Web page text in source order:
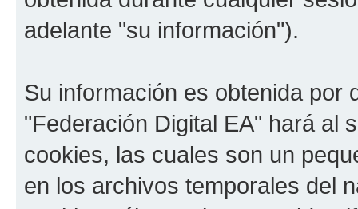
adelante "su información").
Su información es obtenida por
"Federación Digital EA" hará al
cookies, las cuales son un
en los archivos temporales del